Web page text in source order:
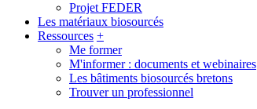
Projet FEDER
Les matériaux biosourcés
Ressources +
Me former
M'informer : documents et webinaires
Les bâtiments biosourcés bretons
Trouver un professionnel